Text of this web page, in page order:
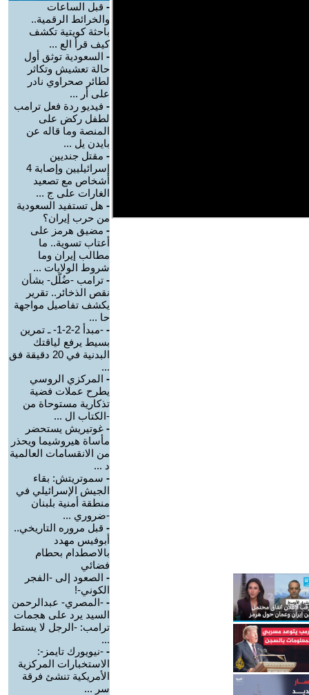
- قبل الساعات
والخرائط الرقمية..
باحثة كويتية تكشف
كيف قرأ الع ...
- السعودية توثق أول
حالة تعشيش وتكاثر
لطائر صحراوي نادر
على أر ...
- فيديو ردة فعل ترامب
لطفل ركض على
المنصة وما قاله عن
بايدن يل ...
- مقتل جنديين
إسرائيليين وإصابة 4
أشخاص مع تصعيد
الغارات على ج ...
- هل تستفيد السعودية
من حرب إيران؟
- مضيق هرمز على
أعتاب تسوية.. ما
مطالب إيران وما
شروط الولايات ...
- ترامب -ضُلّل- بشأن
نقص الذخائر.. تقرير
يكشف تفاصيل مواجهة
حا ...
-
-مبدأ 2-2-1- ـ تمرين
بسيط يرفع لياقتك
البدنية في 20 دقيقة فق
...
- المركزي الروسي
يطرح عملات فضية
تذكارية مستوحاة من
-الكتاب ال ...
- غوتيريش يستحضر
مأساة هيروشيما ويحذر
من الانقسامات العالمية
د ...
- سموتريتش: بقاء
الجيش الإسرائيلي في
منطقة أمنية بلبنان
-ضروري ...
- قبل مروره التاريخي..
أبوفيس مهدد
بالاصطدام بحطام
فضائي
- الصعود إلى -الفجر
الكوني-!
- -المصري- عبدالرحمن
السيد يرد على هجمات
ترامب: -الرجل لا يستط
...
- -نيويورك تايمز-:
الاستخبارات المركزية
الأمريكية تنشئ فرقة
سر ...